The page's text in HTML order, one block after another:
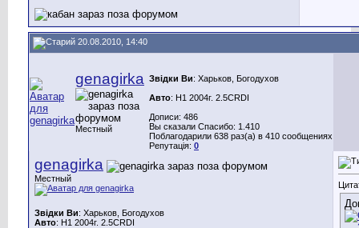
20.08.2010, 14:40
genagirka
Местный
Звідки Ви: Харьков, Богодухов
Авто: H1 2004г. 2.5CRDI
Дописи: 486
Вы сказали Спасибо: 1.410
Поблагодарили 638 раз(а) в 410 сообщениях
Репутація: 0
genagirka
Местный
Звідки Ви: Харьков, Богодухов
Авто: H1 2004г. 2.5CRDI